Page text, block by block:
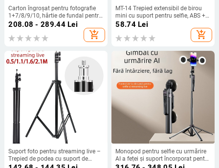
Carton îngroșat pentru fotografie
1+7/8/9/10, hârtie de fundal pentru
fotografie, set de fundaluri pentru
fotografie, recuzită de fotografie,
bord de fundal
208.08 - 289.44Lei
add_shopping_cart
MT-14 Trepied extensibil de birou
mini cu suport pentru selfie, ABS +
gel de silice, încărcare 2 kg, design
58.74Lei
add_shopping_cart
Suport foto pentru streaming live –
Trepied de podea cu suport de
iluminat îndesit; Material: Țeavă de
Monopod pentru selfie cu urmărire
AI a feței și suport încorporat pentru
cameră, aliaj de aluminiu, rotație